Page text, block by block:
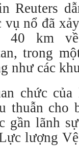
Reuters
vụ nổ đã
40 km
trong
như các
chức
thuẫn cho
gần lãnh
lượng